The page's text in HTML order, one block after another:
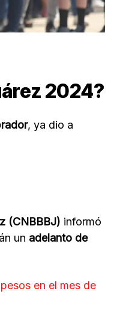
2024?
, ya dio a
(CNBBBJ) informó
un adelanto de
en el mes de